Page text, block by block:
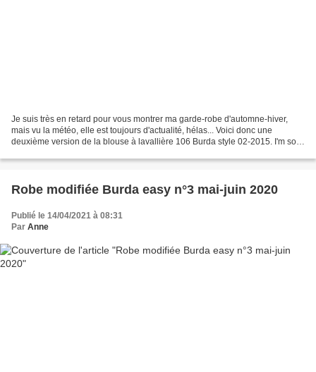
Je suis très en retard pour vous montrer ma garde-robe d'automne-hiver,
mais vu la météo, elle est toujours d'actualité, hélas... Voici donc une
deuxième version de la blouse à lavallière 106 Burda style 02-2015. I'm so
Robe modifiée Burda easy n°3 mai-juin 2020
Publié le 14/04/2021 à 08:31
Par Anne